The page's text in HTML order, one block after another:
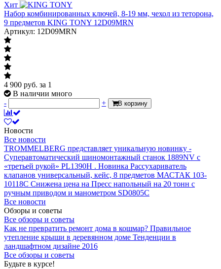
Хит
Набор комбинированных ключей, 8-19 мм, чехол из теторона,
9 предметов KING TONY 12D09MRN
Артикул: 12D09MRN
4 900 руб. за 1
В наличии много
-
+ В корзину
Новости
Все новости
TROMMELBERG представляет уникальную новинку -
Суперавтоматический шиномонтажный станок 1889NV с
«третьей рукой» PL1390H . Новинка Рассухариватель
клапанов универсальный, кейс, 8 предметов МАСТАК 103-
10118C Снижена цена на Пресс напольный на 20 тонн с
ручным приводом и манометром SD0805C
Все новости
Обзоры и советы
Все обзоры и советы
Как не превратить ремонт дома в кошмар? Правильное
утепление крыши в деревянном доме Тенденции в
ландшафтном дизайне 2016
Все обзоры и советы
Будьте в курсе!